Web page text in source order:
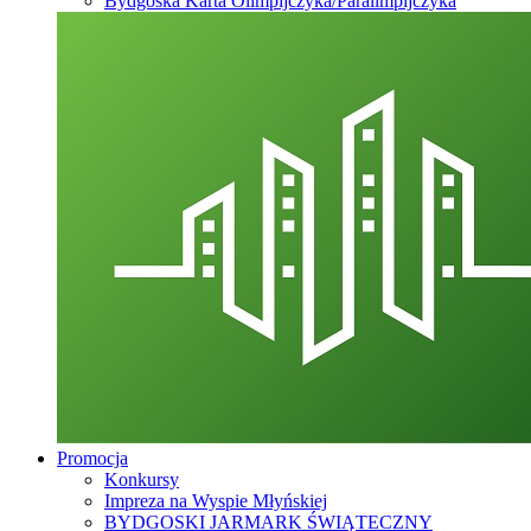
Promocja
Konkursy
Impreza na Wyspie Młyńskiej
BYDGOSKI JARMARK ŚWIĄTECZNY